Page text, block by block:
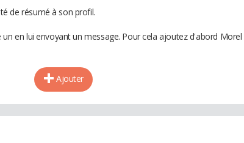
de résumé à son profil.
en lui envoyant un message. Pour cela ajoutez d'abord Morel
Ajouter